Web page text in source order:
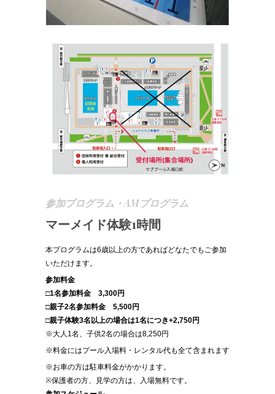
参加プログラム・AMプログラム
マーメイド体験1時間
本プログラムは6歳以上の方であればどなたでもご参加
いただけます。
参加料金
□1名参加料金 3,300円
□親子2名参加料金 5,500円
□親子体験3名以上の場合は1名につき+2,750円
※大人1名、子供2名の場合は8,250円
※料⾦にはプール⼊場料・レンタル代も全て含まれます
※お⾞の⽅は駐⾞料⾦がかかります。
※保護者の方、見学の方は、入場無料です。